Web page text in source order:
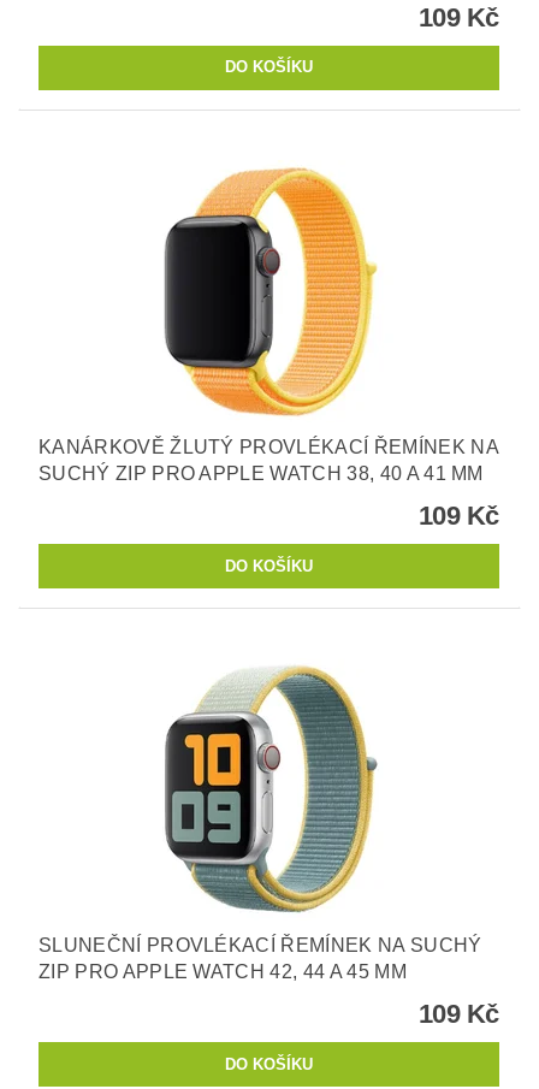
109 Kč
KANÁRKOVĚ ŽLUTÝ PROVLÉKACÍ ŘEMÍNEK NA
SUCHÝ ZIP PRO APPLE WATCH 38, 40 A 41 MM
109 Kč
SLUNEČNÍ PROVLÉKACÍ ŘEMÍNEK NA SUCHÝ
ZIP PRO APPLE WATCH 42, 44 A 45 MM
109 Kč